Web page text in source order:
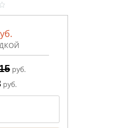
руб.
руб.